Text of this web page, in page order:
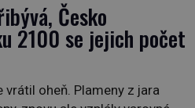
Česko
2100 se jejich počet
vrátil oheň. Plameny z jara